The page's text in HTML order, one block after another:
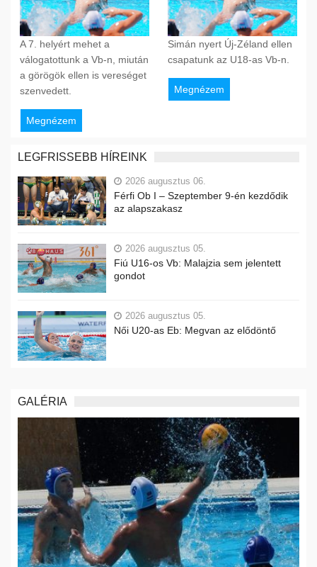
A 7. helyért mehet a
válogatottunk a Vb-n, miután
a görögök ellen is vereséget
szenvedett.
Megnézem
Simán nyert Új-Zéland ellen
csapatunk az U18-as Vb-n.
Megnézem
LEGFRISSEBB HÍREINK
2026 augusztus 06.
Férfi Ob I – Szeptember 9-én kezdődik
az alapszakasz
2026 augusztus 05.
Fiú U16-os Vb: Malajzia sem jelentett
gondot
2026 augusztus 05.
Női U20-as Eb: Megvan az elődöntő
GALÉRIA